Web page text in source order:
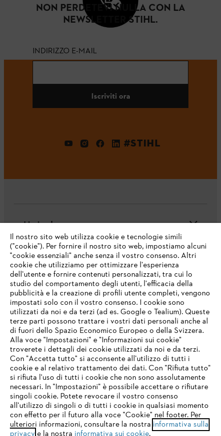
NON PERDETEVI NULLA CON LA
NEWSLETTER STIHL.
INDIRIZZO E-MAIL
Iscriviti ora
#STIHL
L'azienda
Domande frequenti
Assistenza
Protezione dati Nota legale Cookies
Informazioni legali
STIHL VERTRIEBS AG, 8617 Mönchaltorf
IHR BROWSER WIRD NICHT
UNTERSTÜTZT
Sie nutzen einen Browser, den wir noch nicht unterstützen. Für
eine optimale Nutzung unserer Seite empfehlen wir Ihnen, zu
einem der folgenden Browser zu wechseln:
firefox chrome
Il nostro sito web utilizza cookie e tecnologie simili
("cookie"). Per fornire il nostro sito web, impostiamo alcuni
"cookie essenziali" anche senza il vostro consenso. Altri
cookie che utilizziamo per ottimizzare l'esperienza
dell'utente e fornire contenuti personalizzati, tra cui lo
studio del comportamento degli utenti, l'efficacia della
pubblicità e la creazione di profili utente completi, vengono
impostati solo con il vostro consenso. I cookie sono
utilizzati da noi e da terzi (ad es. Google o Tealium). Queste
terze parti possono trattare i vostri dati personali anche al
di fuori dello Spazio Economico Europeo o della Svizzera.
Alla voce "Impostazioni" e "Informazioni sui cookie"
troverete i dettagli dei cookie utilizzati da noi e da terzi.
Con "Accetta tutto" si acconsente all'utilizzo di tutti i
cookie e al relativo trattamento dei dati. Con "Rifiuta tutto"
si rifiuta l'uso di tutti i cookie che non sono assolutamente
necessari. In "Impostazioni" è possibile accettare o rifiutare
singoli cookie. Potete revocare il vostro consenso
all'utilizzo di singoli o di tutti i cookie in qualsiasi momento
con effetto per il futuro alla voce "Cookie" nel footer. Per
ulteriori informazioni, consultare la nostra informativa sulla